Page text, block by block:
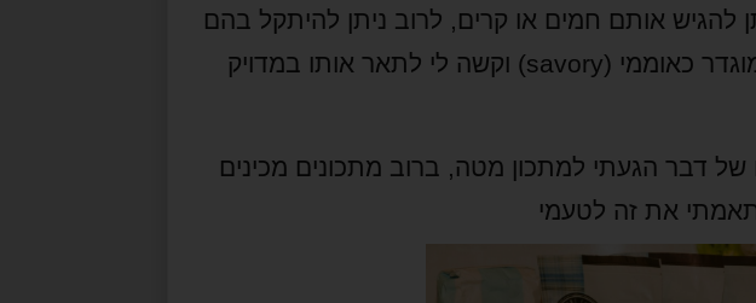
להגיש אותם חמים או קרים, לרוב ניתן להיתקל בהם
כאוממי (savory) וקשה לי לתאר אותו במדויק
של דבר הגעתי למתכון מטה, ברוב מתכונים מכינים
את זה לטעמי